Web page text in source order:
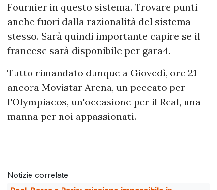
Fournier in questo sistema. Trovare punti
anche fuori dalla razionalità del sistema
stesso. Sarà quindi importante capire se il
francese sarà disponibile per gara4.
Tutto rimandato dunque a Giovedì, ore 21
ancora Movistar Arena, un peccato per
l'Olympiacos, un'occasione per il Real, una
manna per noi appassionati.
Notizie correlate